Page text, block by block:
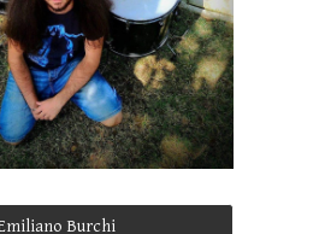
Burchi